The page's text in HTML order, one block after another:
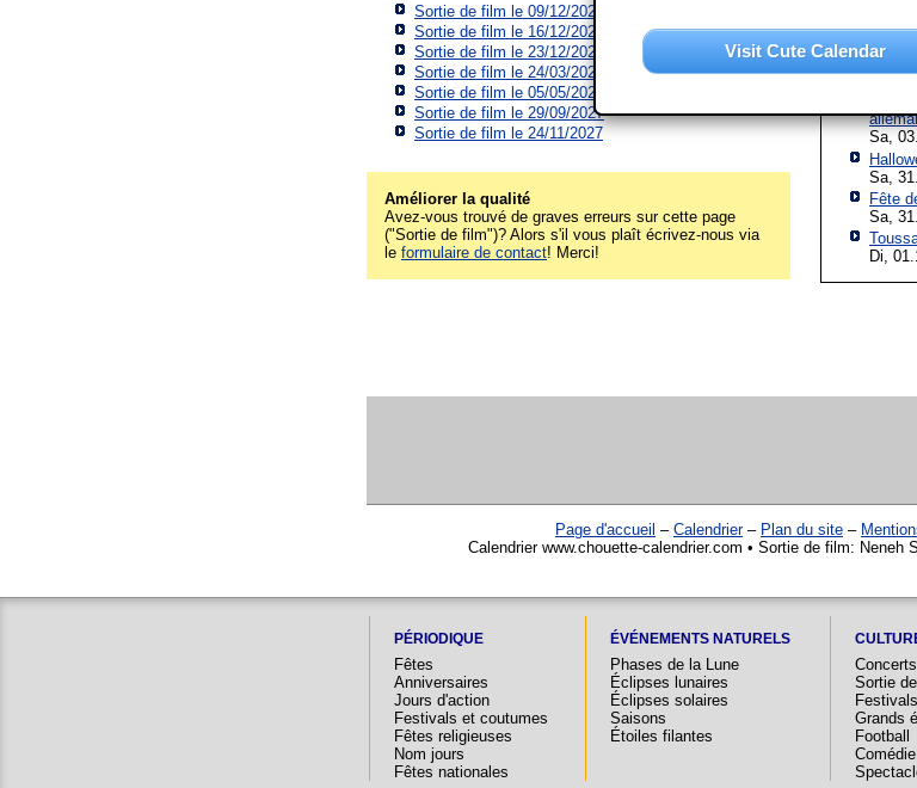
Sortie de film le 09/12/2026
Sortie de film le 16/12/2026
Sortie de film le 23/12/2026
Sortie de film le 24/03/2027
Sortie de film le 05/05/2027
Sortie de film le 29/09/2027
Sortie de film le 24/11/2027
Améliorer la qualité
Avez-vous trouvé de graves erreurs sur cette page
("Sortie de film")? Alors s'il vous plaît écrivez-nous via
le formulaire de contact! Merci!
jours fériés
Sa,
Sa,
Sa,
Fête
Sa,
Di,
Page d'accueil – Calendrier– Plan du site –
Calendrier www.chouette-calendrier.com • Sortie de film: Neneh
PÉRIODIQUE
Fêtes
Anniversaires
Jours d'action
Festivals et coutumes
Fêtes religieuses
Nom jours
Fêtes nationales
ÉVÉNEMENTS NATURELS
Phases de la Lune
Éclipses lunaires
Éclipses solaires
Saisons
Étoiles filantes
Concerts
Sortie
Festivals
Grands
Football
Comédie
Visit Cute Calendar